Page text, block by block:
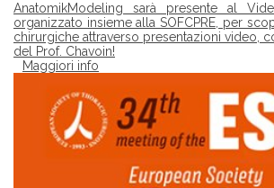
AnatomikModeling sarà presente al
organizzato insieme alla SOFCPRE, per
chirurgiche attraverso presentazioni video,
del Prof. Chavoin!
Maggiori info